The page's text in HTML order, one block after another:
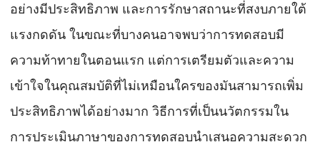
อย่างมีประสิทธิภาพ และการรักษาสถานะที่สงบภายใต้
แรงกดดัน ในขณะที่บางคนอาจพบว่าการทดสอบมี
ความท้าทายในตอนแรก แต่การเตรียมตัวและความ
เข้าใจในคุณสมบัติที่ไม่เหมือนใครของมันสามารถเพิ่ม
ประสิทธิภาพได้อย่างมาก วิธีการที่เป็นนวัตกรรมใน
การประเมินภาษาของการทดสอบนำเสนอความสะดวก